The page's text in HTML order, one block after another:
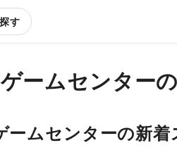
す
ームセンター
ームセンターの新着